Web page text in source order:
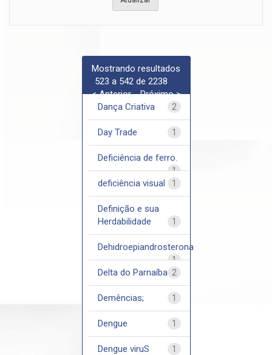
Mostrando resultados
523 a 542 de 2238
< Anterior
Próximo >
Dança Criativa
2
Day Trade 1
Deficiência de ferro.
1
deficiência visual 1
Definição e sua
Herdabilidade
1
Dehidroepiandrosterona
1
Delta do Parnaíba 2
Demências; 1
Dengue 1
Dengue viruS 1